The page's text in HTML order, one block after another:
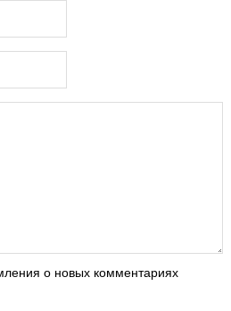
о новых комментариях